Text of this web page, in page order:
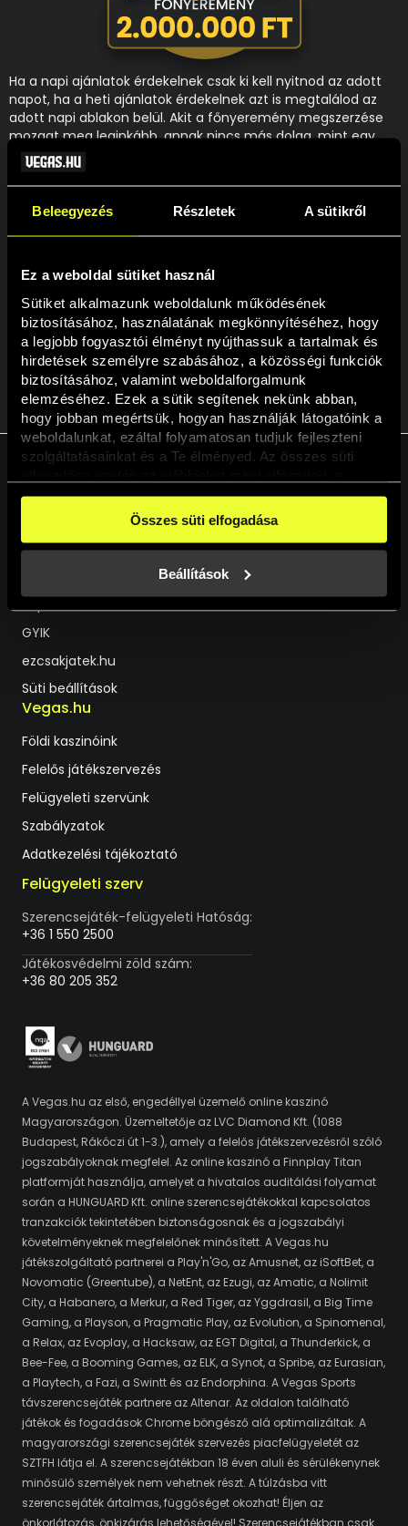
Beleegyezés Részletek A sütikről
Ez a weboldal sütiket használ
Sütiket alkalmazunk weboldalunk működésének
biztosításához, használatának megkönnyítéséhez, hogy
a legjobb fogyasztói élményt nyújthassuk a tartalmak és
hirdetések személyre szabásához, a közösségi funkciók
biztosításához, valamint weboldalforgalmunk
elemzéséhez. Ezek a sütik segítenek nekünk abban,
hogy jobban megértsük, hogyan használják látogatóink a
weboldalunkat, ezáltal folyamatosan tudjuk fejleszteni
szolgáltatásainkat és a Te élményed. Az összes süti
beállításokban pedig egyesével dönthethetsz arról, hogy
a weboldal használatához elengedhetetlen sütiken kívül
A weboldalainkon használt sütikről további információkat
erre a linkre kattintva a Süti tájékoztatónkban
Összes süti elfogadása
Beállítások
Ha a napi ajánlatok érdekelnek csak ki kell nyitnod az adott
napot, ha a heti ajánlatok érdekelnek azt is megtalálod az
adott napi ablakon belül. Akit a főnyeremény megszerzése
mozgat meg leginkább, annak nincs más dolga, mint egy
érvényes fogadást tenni az adventi oddsok valamelyikére
mind a négy szakaszban. Így akár Te is lehetsz az, aki 2 000
000 Ft-al lesz gazdagabb 2025-re.
A nyereményjátékban való részvételhez a felhasználói
hogy részt kívánsz venni a promóciókban!
Részvételi feltételek
VISSZA A KALENDÁRIUMHOZ
Segíthetünk?
GYIK
ezcsakjatek.hu
Süti beállítások
Vegas.hu
Földi kaszinóink
Felelős játékszervezés
Felügyeleti szervünk
Szabályzatok
Adatkezelési tájékoztató
Felügyeleti szerv
Szerencsejáték-felügyeleti Hatóság:
+36 1 550 2500
Játékosvédelmi zöld szám:
+36 80 205 352
A Vegas.hu az első, engedéllyel üzemelő online kaszinó
Magyarországon. Üzemeltetője az LVC Diamond Kft. (1088
Budapest, Rákóczi út 1-3.), amely a felelős játékszervezésről szóló
jogszabályoknak megfelel. Az online kaszinó a Finnplay Titan
platformját használja, amelyet a hivatalos auditálási folyamat
során a HUNGUARD Kft. online szerencsejátékokkal kapcsolatos
tranzakciók tekintetében biztonságosnak és a jogszabályi
követelményeknek megfelelőnek minősített. A Vegas.hu
játékszolgáltató partnerei a Play'n'Go, az Amusnet, az iSoftBet, a
Novomatic (Greentube), a NetEnt, az Ezugi, az Amatic, a Nolimit
City, a Habanero, a Merkur, a Red Tiger, az Yggdrasil, a Big Time
Gaming, a Playson, a Pragmatic Play, az Evolution, a Spinomenal,
a Relax, az Evoplay, a Hacksaw, az EGT Digital, a Thunderkick, a
Bee-Fee, a Booming Games, az ELK, a Synot, a Spribe, az Eurasian,
a Playtech, a Fazi, a Swintt és az Endorphina. A Vegas Sports
távszerencsejáték partnere az Altenar. Az oldalon található
játékok és fogadások Chrome böngésző alá optimalizáltak. A
magyarországi szerencsejáték szervezés piacfelügyeletét az
SZTFH látja el. A szerencsejátékban 18 éven aluli és sérülékenynek
minősülő személyek nem vehetnek részt. A túlzásba vitt
szerencsejáték ártalmas, függőséget okozhat! Éljen az
önkorlátozás, önkizárás lehetőségével! Szerencsejátékban csak